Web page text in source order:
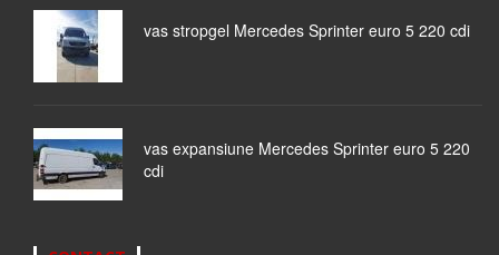
vas stropgel Mercedes Sprinter euro 5 220 cdi
vas expansiune Mercedes Sprinter euro 5 220
cdi